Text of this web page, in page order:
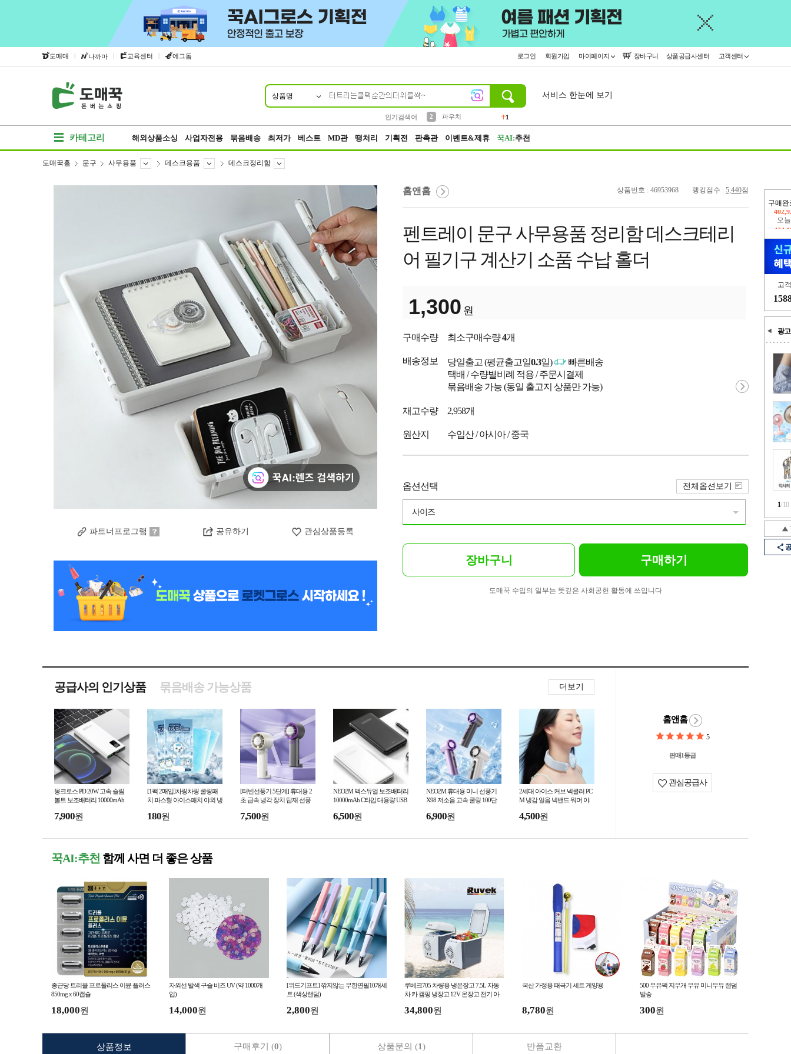
도매매 | 나까마 | 교육센터 | 에그돔 로그인 회원가입 마이페이지 장바구니 상품공급사센터 고객센터
상품명
인기검색어
2
파우치
1
서비스 한눈에 보기
카테고리 해외상품소싱 사업자전용 묶음배송 최저가 베스트 MD관 땡처리 기획전 판촉관 이벤트&제휴 꾹AI:추천
구매완
오
고
광고
1/10
도매꾹홈 문구 사무용품 데스크용품 데스크정리함
파트너프로그램 공유하기 관심상품등록
상품번호 : 46953968 랭킹점수 : 5,440점
홈앤홈
펜트레이 문구 사무용품 정리함 데스크테리
어 필기구 계산기 소품 수납 홀더
1,300 원
구매수량 최소구매수량4개
배송정보 당일출고 (평균출고일0.3일)
빠른배송
택배 / 수량별비례 적용 / 주문시결제
묶음배송 가능 (동일 출고지 상품만 가능)
재고수량 2,958개
원산지 수입산 / 아시아 / 중국
옵션선택
사이즈
전체옵션보기
장바구니 구매하기
도매꾹 수입의 일부는 뜻깊은 사회공헌 활동에 쓰입니다
공급사의 인기상품 더보기
묶음배송 가능상품
몽크로스 PD 20W 고속 슬림
볼트 보조배터리 10000mAh
급속충전 보조밧데리
7,900원
[1팩 2매입]차링차링 쿨링패
치 파스형 아이스패치 야외 냉
2개입
180원
[터빈선풍기 5단계] 휴대용 2
초 급속 냉각 장치 탑재 선풍
기 핸디 선풍기 Y32
7,500원
NEO2M 맥스듀얼 보조배터리
10000mAh C타입 대용량 USB
6,500원
NEO2M 휴대용 미니 선풍기
X98 저소음 고속 쿨링 100단
6,900원
2세대 아이스 커브 넥쿨러 PC
M 냉감 얼음 넥밴드 워머 야
4,500원
홈앤홈
5
판매1등급
관심공급사
꾹AI:추천 함께 사면 더 좋은 상품
종근당 트리플 프로폴리스 이뮨 플러스
850mg x 60캡슐
18,000원
자외선 발색 구슬 비즈 UV (약 1000개
입)
14,000원
[위드기프트] 깎지않는 무한연필10개세
트 (색상랜덤)
2,800원
루베크705 차량용 냉온장고 7.5L 자동
차 카 캠핑 냉장고 12V 온장고 전기 아
34,800원
국산 가정용 태극기 세트 게양용
8,780원
500 우유팩 지우개 우유 미니우유 랜덤
발송
300원
상품정보 구매후기 (0) 상품문의 (1) 반품교환